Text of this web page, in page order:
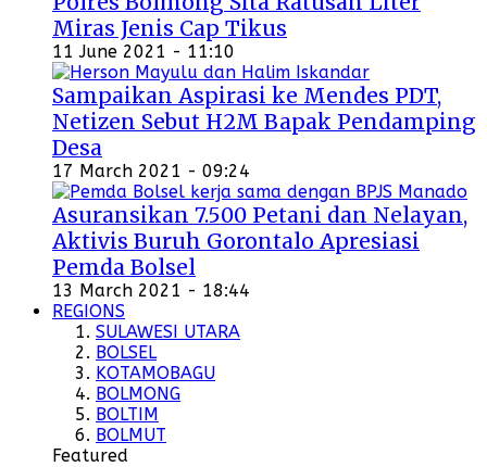
Miras Jenis Cap Tikus
11 June 2021 - 11:10
Sampaikan Aspirasi ke Mendes PDT,
Netizen Sebut H2M Bapak Pendamping
Desa
17 March 2021 - 09:24
Asuransikan 7.500 Petani dan Nelayan,
Aktivis Buruh Gorontalo Apresiasi
Pemda Bolsel
13 March 2021 - 18:44
REGIONS
SULAWESI UTARA
BOLSEL
KOTAMOBAGU
BOLMONG
BOLTIM
BOLMUT
Featured